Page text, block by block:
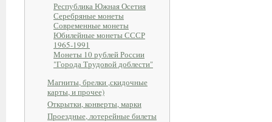
Республика Южная Осетия
Серебряные монеты
Современные монеты
Юбилейные монеты СССР
1965-1991
Монеты 10 рублей России
"Города Трудовой доблести"
Магниты, брелки ,скидочные
карты, и прочее)
Открытки, конверты, марки
Проездные, лотерейные билеты